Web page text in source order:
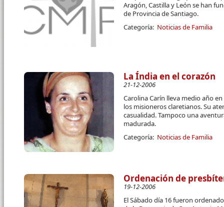
Aragón, Castilla y León se han
de Provincia de Santiago.
Categoría: Noticias de Familia
La Índia en el corazón
21-12-2006
Carolina Carín lleva medio año
los misioneros claretianos. Su
casualidad. Tampoco una
madurada.
Categoría: Noticias de Familia
Ordenación de
19-12-2006
El Sábado día 16 fueron